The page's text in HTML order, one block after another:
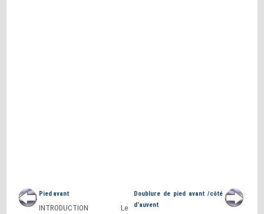
Pied avant
INTRODUCTION Le
Doublure de pied avant /côté
d’auvent